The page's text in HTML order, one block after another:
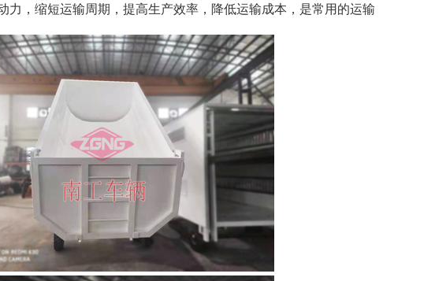
，缩短运输周期，提高生产效率，降低运输成本，是常用的运输